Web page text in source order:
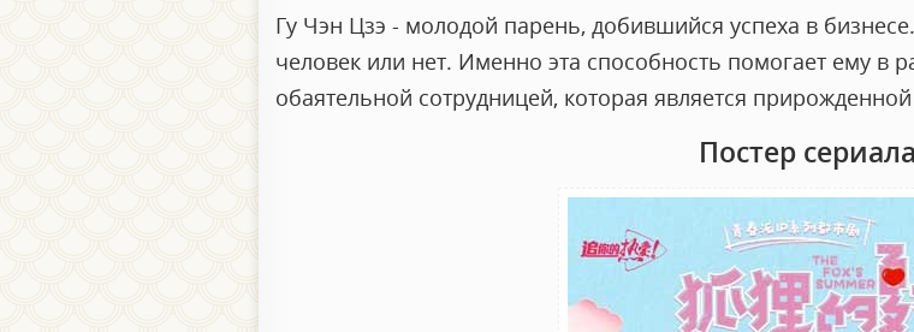
Гу Чэн Цзэ - молодой парень, добившийся успеха в
человек или нет. Именно эта способность помогает ему в
обаятельной сотрудницей, которая является прирожденной
Постер сериала